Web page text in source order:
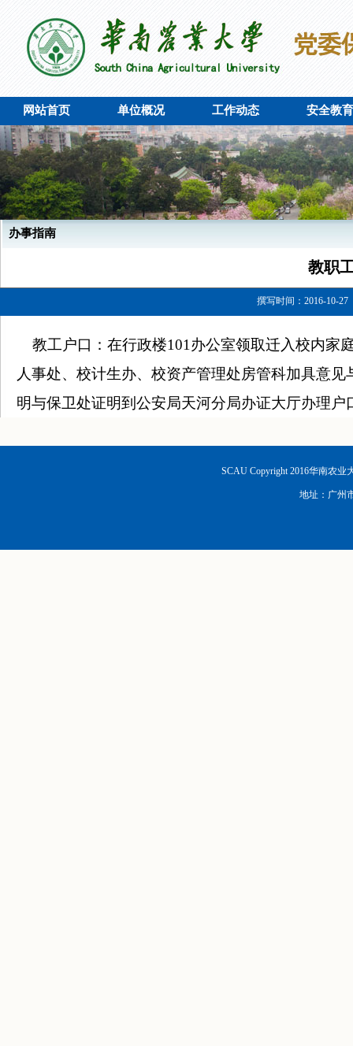
网站首页 单位概况 工作动态 安全教育
办事指南
教职
撰写时间：2016-10-27
教工户口：在行政楼101 办公室领取迁入校内家
人事处、校计生办、校资产管理处房管科加具意
明与保卫处证明到公安局天河分局办证大厅办理户
SCAU Copyright 2016华南农业
地址：广州